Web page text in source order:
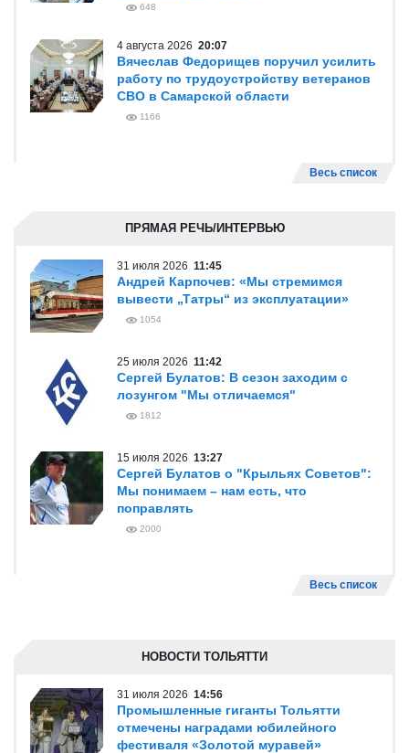
648
4 августа 2026 20:07
Вячеслав Федорищев поручил усилить
работу по трудоустройству ветеранов
СВО в Самарской области
1166
Весь список
ПРЯМАЯ РЕЧЬ/ИНТЕРВЬЮ
31 июля 2026 11:45
Андрей Карпочев: «Мы стремимся
вывести „Татры“ из эксплуатации»
1054
25 июля 2026 11:42
Сергей Булатов: В сезон заходим с
лозунгом "Мы отличаемся"
1812
15 июля 2026 13:27
Сергей Булатов о "Крыльях Советов":
Мы понимаем – нам есть, что
поправлять
2000
Весь список
НОВОСТИ ТОЛЬЯТТИ
31 июля 2026 14:56
Промышленные гиганты Тольятти
отмечены наградами юбилейного
фестиваля «Золотой муравей»